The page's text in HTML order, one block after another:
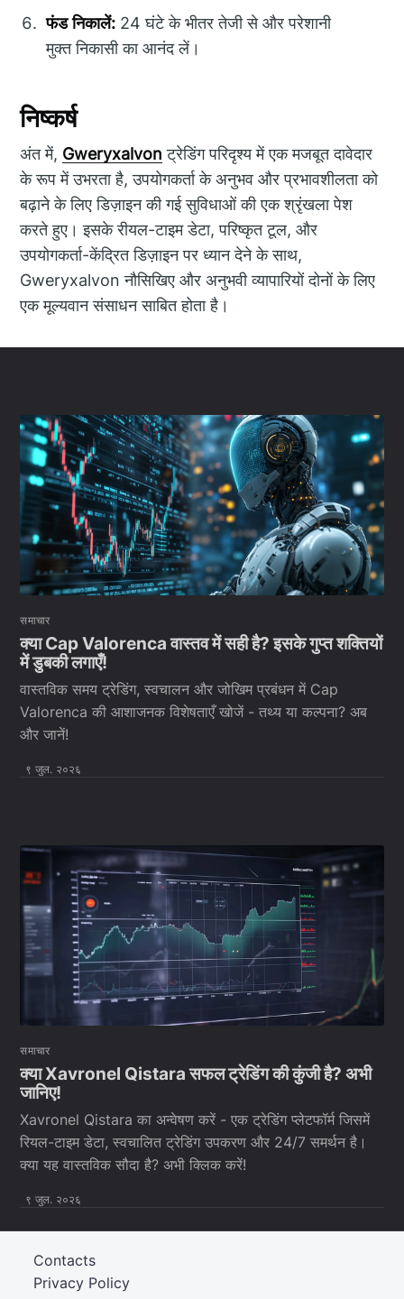
फंड निकालें: 24 घंटे के भीतर तेजी से और परेशानी
मुक्त निकासी का आनंद लें।
निष्कर्ष
अंत में, Gweryxalvon ट्रेडिंग परिदृश्य में एक मजबूत दावेदार
के रूप में उभरता है, उपयोगकर्ता के अनुभव और प्रभावशीलता को
बढ़ाने के लिए डिज़ाइन की गई सुविधाओं की एक श्रृंखला पेश
करते हुए। इसके रीयल-टाइम डेटा, परिष्कृत टूल, और
उपयोगकर्ता-केंद्रित डिज़ाइन पर ध्यान देने के साथ,
Gweryxalvon नौसिखिए और अनुभवी व्यापारियों दोनों के लिए
एक मूल्यवान संसाधन साबित होता है।
समाचार
क्या Cap Valorenca वास्तव में सही है? इसके गुप्त शक्तियों
में डुबकी लगाएँ!
वास्तविक समय ट्रेडिंग, स्वचालन और जोखिम प्रबंधन में Cap
Valorenca की आशाजनक विशेषताएँ खोजें - तथ्य या कल्पना? अब
और जानें!
९ जुल. २०२६
समाचार
क्या Xavronel Qistara सफल ट्रेडिंग की कुंजी है? अभी
जानिए!
Xavronel Qistara का अन्वेषण करें - एक ट्रेडिंग प्लेटफॉर्म जिसमें
रियल-टाइम डेटा, स्वचालित ट्रेडिंग उपकरण और 24/7 समर्थन है।
क्या यह वास्तविक सौदा है? अभी क्लिक करें!
९ जुल. २०२६
Privacy Policy
Contacts